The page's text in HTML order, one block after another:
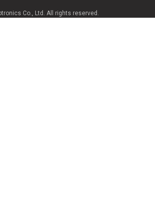
Co., Ltd. All rights reserved.